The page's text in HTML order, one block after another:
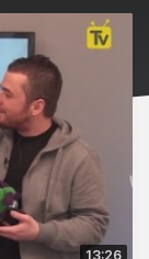
13:26